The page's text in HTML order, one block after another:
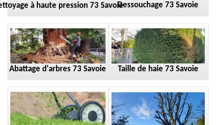
à haute pression 73 SavoieDessouchage 73 Savoie
Abattage d'arbres 73 Savoie Taille de haie 73 Savoie